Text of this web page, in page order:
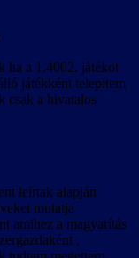
ha a 1.4002. játékot
játékként telepítem
csak a hivatalos
leírtak alapján
mutatja
amihez a magyarítás
,